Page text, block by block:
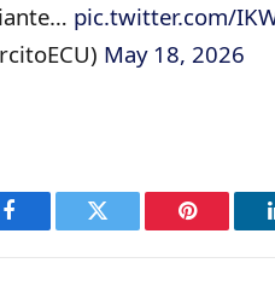
pic.twitter.com/
May 18, 2026
Facebook Twitter Pinterest